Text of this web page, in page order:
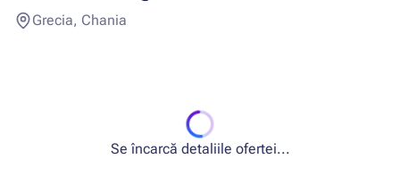
Grecia, Chania
Se încarcă detaliile ofertei...